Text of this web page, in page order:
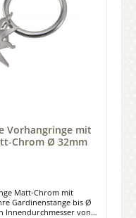
Vorhangringe mit
Chrom Ø 32mm
Matt-Chrom mit
Gardinenstange bis Ø
Innendurchmesser von